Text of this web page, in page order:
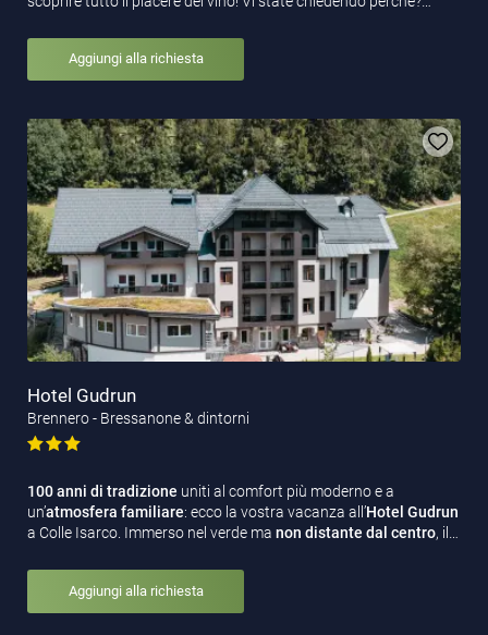
Aggiungi alla richiesta
Hotel Gudrun
Brennero - Bressanone & dintorni
100 anni di tradizione uniti al comfort più moderno e a
un’atmosfera familiare: ecco la vostra vacanza all’Hotel Gudrun
a Colle Isarco. Immerso nel verde ma non distante dal centro, il…
Aggiungi alla richiesta